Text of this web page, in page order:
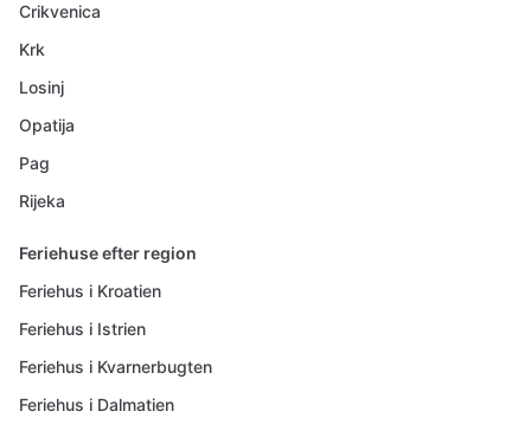
Crikvenica
Krk
Losinj
Opatija
Pag
Rijeka
Feriehuse efter region
Feriehus i Kroatien
Feriehus i Istrien
Feriehus i Kvarnerbugten
Feriehus i Dalmatien